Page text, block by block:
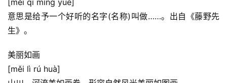
意思是给予一个好听的名字(名称)叫做……。出自《藤野先
生》。
美丽如画
[měi lì rú huà]